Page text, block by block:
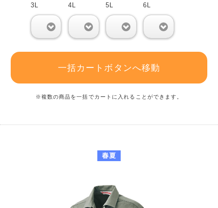
3L 4L 5L 6L
一括カートボタンへ移動
※複数の商品を一括でカートに入れることができます。